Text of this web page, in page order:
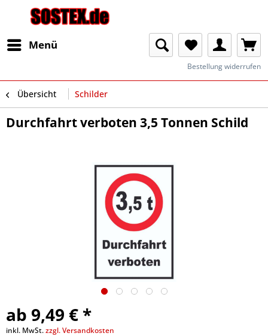
Menü
Bestellung widerrufen
Übersicht Schilder
Durchfahrt verboten 3,5 Tonnen Schild
ab 9,49 € *
inkl. MwSt.zzgl. Versandkosten